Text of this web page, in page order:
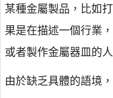
某種金屬製品，比如
果是在描述一個行業
或者製作金屬器皿的人
由於缺乏具體的語境